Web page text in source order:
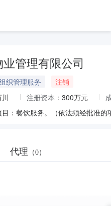
管理有限公司
织管理服务
注销
注册资本： 300万元
代理 （0）